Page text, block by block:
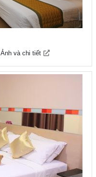
Ảnh và chi tiết